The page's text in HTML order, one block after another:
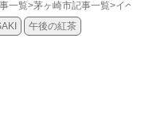
一覧>茅ヶ崎市記事一覧>イベ
午後の紅茶